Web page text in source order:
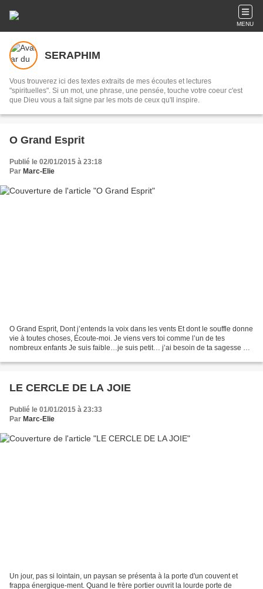
MENU
SERAPHIM
Vous trouverez ici des textes extraits de mes écoutes et lectures
"spirituelles". Si un mot, une phrase, une pensée, touche votre coeur c'est
que Dieu vous a fait signe par les mots de ceux qu'Il inspire.
O Grand Esprit
Publié le 02/01/2015 à 23:18
Par Marc-Elie
O Grand Esprit, Dont j’entends la voix dans les vents Et dont le souffle donne
vie à toutes choses, Écoute-moi. Je viens vers toi comme l’un de tes
nombreux enfants Je suis faible…je suis petit… j’ai besoin de ta sagesse et
LE CERCLE DE LA JOIE
Publié le 01/01/2015 à 23:33
Par Marc-Elie
Un jour, pas si lointain, un paysan se présenta à la porte d'un couvent et
frappa énergique-ment. Quand le frère portier ouvrit la lourde porte de